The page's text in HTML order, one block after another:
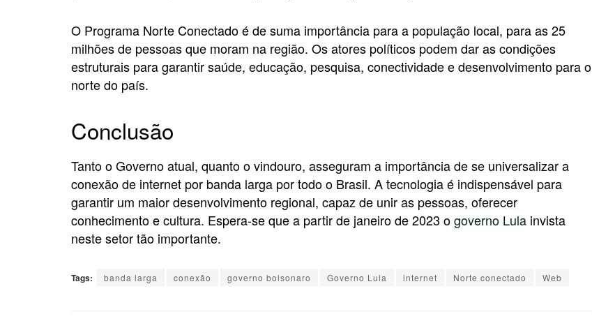
O Programa Norte Conectado é de suma importância para a população local, para as 25
milhões de pessoas que moram na região. Os atores políticos podem dar as condições
estruturais para garantir saúde, educação, pesquisa, conectividade e desenvolvimento para o
norte do país.
Conclusão
Tanto o Governo atual, quanto o vindouro, asseguram a importância de se universalizar a
conexão de internet por banda larga por todo o Brasil. A tecnologia é indispensável para
garantir um maior desenvolvimento regional, capaz de unir as pessoas, oferecer
conhecimento e cultura. Espera-se que a partir de janeiro de 2023 ogoverno Lula invista
neste setor tão importante.
Tags: banda larga conexão governo bolsonaro Governo Lula internet Norte conectado Web